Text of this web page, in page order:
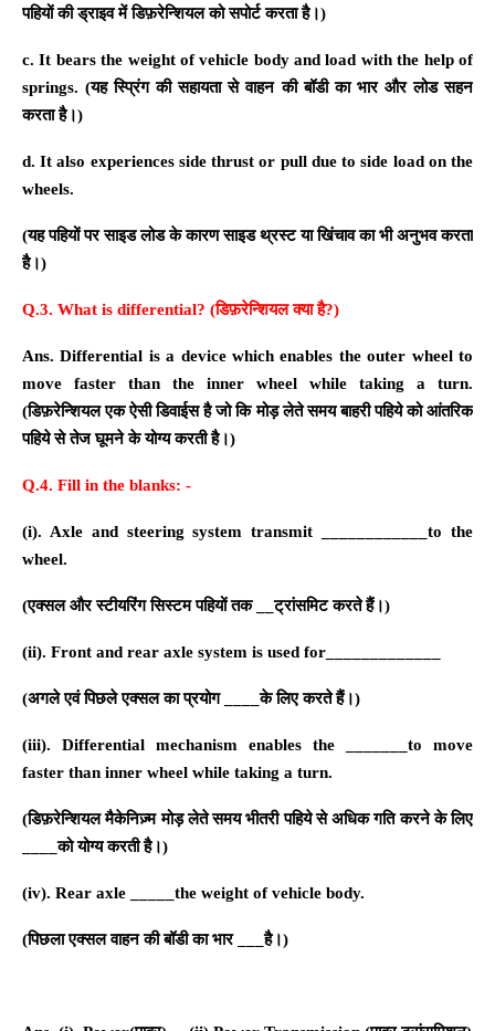
पहियों की ड्राइव में डिफ़रेन्शियल को सपोर्ट करता है।)
c. It bears the weight of vehicle body and load with the help of
springs. (यह स्प्रिंग की सहायता से वाहन की बॉडी का भार और लोड सहन
करता है।)
d. It also experiences side thrust or pull due to side load on the
wheels.
(यह पहियों पर साइड लोड के कारण साइड थ्रस्ट या खिंचाव का भी अनुभव करता
है।)
Q.3. What is differential? (डिफ़रेन्शियल क्या है?)
Ans. Differential is a device which enables the outer wheel to
move faster than the inner wheel while taking a turn.
(डिफ़रेन्शियल एक ऐसी डिवाईस है जो कि मोड़ लेते समय बाहरी पहिये को आंतरिक
पहिये से तेज घूमने के योग्य करती है।)
Q.4. Fill in the blanks: -
(i). Axle and steering system transmit ____________to the
wheel.
(एक्सल और स्टीयरिंग सिस्टम पहियों तक __ट्रांसमिट करते हैं।)
(ii). Front and rear axle system is used for_____________
(अगले एवं पिछले एक्सल का प्रयोग ____के लिए करते हैं।)
(iii).
Differential mechanism enables the _______to move
faster than inner wheel while taking a turn.
(डिफ़रेन्शियल मैकेनिज़्म मोड़ लेते समय भीतरी पहिये से अधिक गति करने के लिए
____को योग्य करती है।)
(iv). Rear axle _____the weight of vehicle body.
(पिछला एक्सल वाहन की बॉडी का भार ___है।)